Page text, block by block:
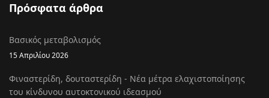
Πρόσφατα άρθρα
Βασικός μεταβολισμός
15 Απριλίου 2026
Φιναστερίδη, δουταστερίδη - Νέα μέτρα ελαχιστοποίησης
του κίνδυνου αυτοκτονικού ιδεασμού